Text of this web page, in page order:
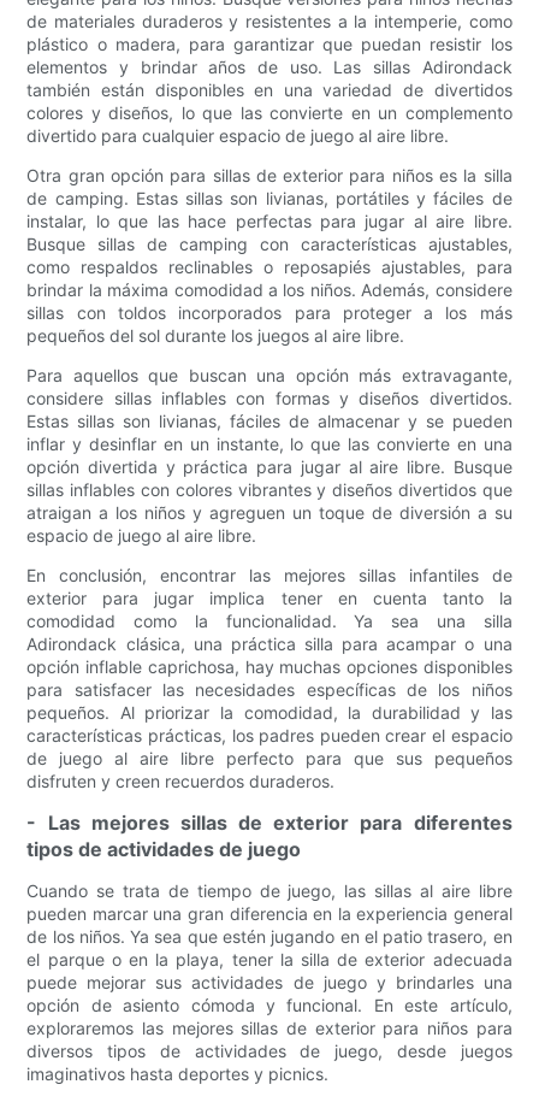
de materiales duraderos y resistentes a la intemperie, como
plástico o madera, para garantizar que puedan resistir los
elementos y brindar años de uso. Las sillas Adirondack
también están disponibles en una variedad de divertidos
colores y diseños, lo que las convierte en un complemento
divertido para cualquier espacio de juego al aire libre.
Otra gran opción para sillas de exterior para niños es la silla
de camping. Estas sillas son livianas, portátiles y fáciles de
instalar, lo que las hace perfectas para jugar al aire libre.
Busque sillas de camping con características ajustables,
como respaldos reclinables o reposapiés ajustables, para
brindar la máxima comodidad a los niños. Además, considere
sillas con toldos incorporados para proteger a los más
pequeños del sol durante los juegos al aire libre.
Para aquellos que buscan una opción más extravagante,
considere sillas inflables con formas y diseños divertidos.
Estas sillas son livianas, fáciles de almacenar y se pueden
inflar y desinflar en un instante, lo que las convierte en una
opción divertida y práctica para jugar al aire libre. Busque
sillas inflables con colores vibrantes y diseños divertidos que
atraigan a los niños y agreguen un toque de diversión a su
espacio de juego al aire libre.
En conclusión, encontrar las mejores sillas infantiles de
exterior para jugar implica tener en cuenta tanto la
comodidad como la funcionalidad. Ya sea una silla
Adirondack clásica, una práctica silla para acampar o una
opción inflable caprichosa, hay muchas opciones disponibles
para satisfacer las necesidades específicas de los niños
pequeños. Al priorizar la comodidad, la durabilidad y las
características prácticas, los padres pueden crear el espacio
de juego al aire libre perfecto para que sus pequeños
disfruten y creen recuerdos duraderos.
- Las mejores sillas de exterior para diferentes
tipos de actividades de juego
Cuando se trata de tiempo de juego, las sillas al aire libre
pueden marcar una gran diferencia en la experiencia general
de los niños. Ya sea que estén jugando en el patio trasero, en
el parque o en la playa, tener la silla de exterior adecuada
puede mejorar sus actividades de juego y brindarles una
opción de asiento cómoda y funcional. En este artículo,
exploraremos las mejores sillas de exterior para niños para
diversos tipos de actividades de juego, desde juegos
imaginativos hasta deportes y picnics.